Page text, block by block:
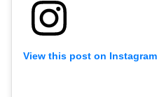
View this post on Instagram